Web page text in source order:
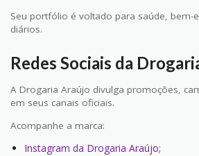
Seu portfólio é voltado para saúde, bem-
diários.
Redes Sociais da
A Drogaria Araújo divulga promoções,
em seus canais oficiais.
Acompanhe a marca:
Instagram da Drogaria Araújo;